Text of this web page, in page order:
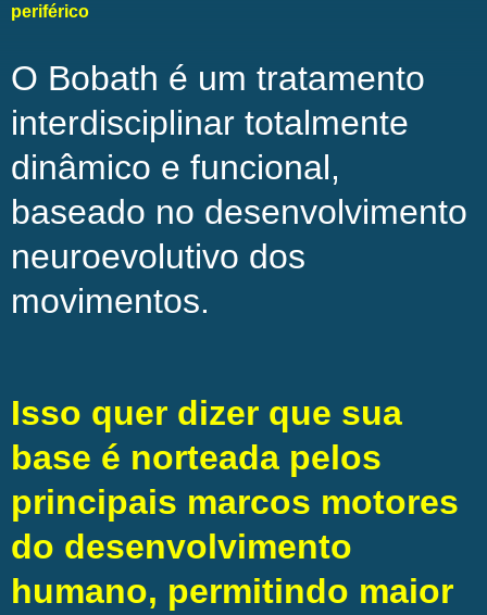
periférico
O Bobath é um tratamento
interdisciplinar totalmente
dinâmico e funcional,
baseado no desenvolvimento
neuroevolutivo dos
movimentos.
Isso quer dizer que sua
base é norteada pelos
principais marcos motores
do desenvolvimento
humano, permitindo maior